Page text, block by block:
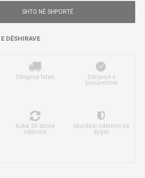
SHTO NË SHPORTË
DËSHIRAVE
Dërgesë falas
Dërgesë e
besueshme
Kohë 30 ditore
ndërrimi
Mundësi ndërrimi në
dyqan